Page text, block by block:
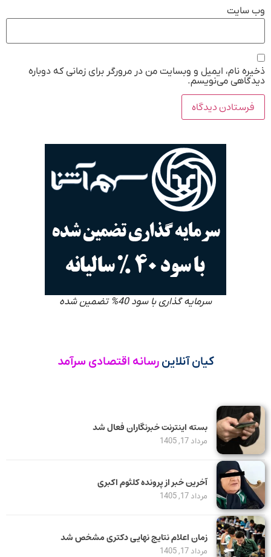
وب‌ سایت
ذخیره نام، ایمیل و وبسایت من در مرورگر برای زمانی که دوباره
دیدگاهی می‌نویسم.
سرمایه گذاری با سود 40% تضمین شده
کیان آنلاین رسانه اقتصادی سرآمد
بسته اینترنت خبرنگاران فعال شد
مرداد 17, 1405
آخرین خبر از پرونده کلثوم اکبری
مرداد 17, 1405
زمان اعلام نتایج نهایی دکتری مشخص شد
مرداد 17, 1405